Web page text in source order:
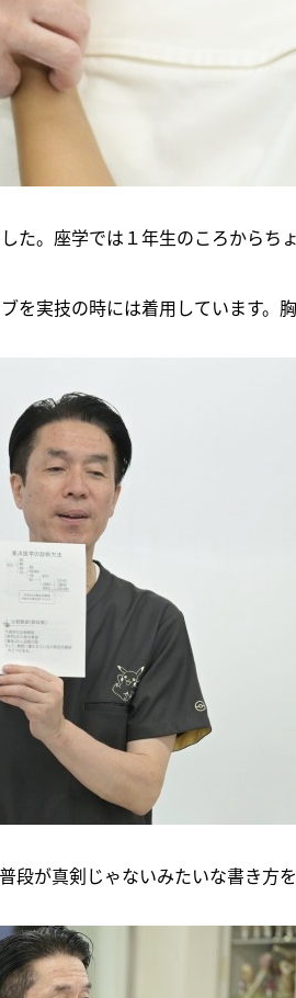
た。座学では１年生のころから
を実技の時には着用しています。
段が真剣じゃないみたいな書き方